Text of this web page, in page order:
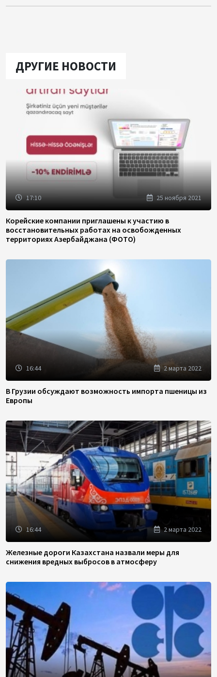
ДРУГИЕ НОВОСТИ
17:10 25 ноября 2021
Корейские компании приглашены к участию в
восстановительных работах на освобожденных
территориях Азербайджана (ФОТО)
16:44 2 марта 2022
В Грузии обсуждают возможность импорта пшеницы из
Европы
16:44 2 марта 2022
Железные дороги Казахстана назвали меры для
снижения вредных выбросов в атмосферу